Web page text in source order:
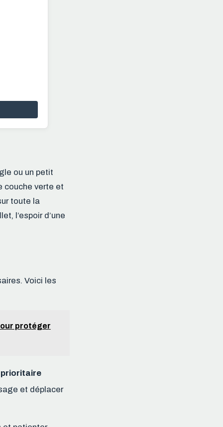
ou un petit
couche verte et
toute la
l’espoir d’une
Voici les
protéger
et déplacer